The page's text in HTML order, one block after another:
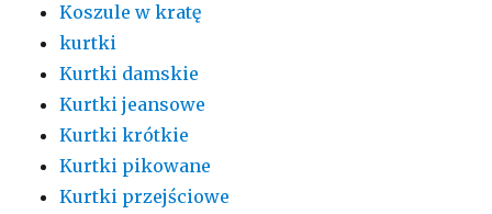
Koszule w kratę
kurtki
Kurtki damskie
Kurtki jeansowe
Kurtki krótkie
Kurtki pikowane
Kurtki przejściowe